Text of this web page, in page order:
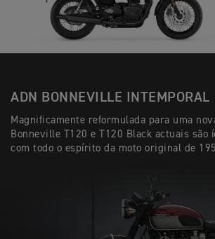
ADN BONNEVILLE INTEMPORAL
Magnificamente reformulada para uma
Bonneville T120 e T120 Black actuais são
com todo o espírito da moto original de